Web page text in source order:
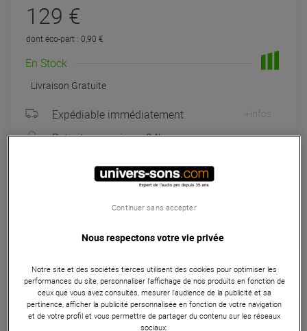
129 €
dont éco-part : 0,90 €
En Stock
Livraison Gratuite
Expédiable immédiatement +infos
Retrait magasin en 24h
Apport initial :
Coût de financement :
TAEG fixe :
Seconde Vie : A partir de 103,20 €
Choisir mon grade
Nous respectons votre vie privée
Notre site et des sociétés tierces utilisent des cookies pour optimiser les
performances du site, personnaliser l’affichage de nos produits en fonction de
ceux que vous avez consultés, mesurer l'audience de la publicité et sa
pertinence, afficher la publicité personnalisée en fonction de votre navigation
et de votre profil et vous permettre de partager du contenu sur les réseaux
sociaux.
Continuer sans accepter